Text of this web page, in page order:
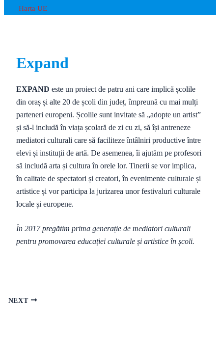
Harta UE
Expand
EXPAND este un proiect de patru ani care implică școlile
din oraș și alte 20 de școli din județ, împreună cu mai mulți
parteneri europeni. Școlile sunt invitate să „adopte un artist”
și să-l includă în viața școlară de zi cu zi, să își antreneze
mediatori culturali care să faciliteze întâlniri productive între
elevi și instituții de artă. De asemenea, îi ajutăm pe profesori
să includă arta și cultura în orele lor. Tinerii se vor implica,
în calitate de spectatori și creatori, în evenimente culturale și
artistice și vor participa la jurizarea unor festivaluri culturale
locale și europene.
În 2017 pregătim prima generație de mediatori culturali
pentru promovarea educației culturale și artistice în școli.
NEXT